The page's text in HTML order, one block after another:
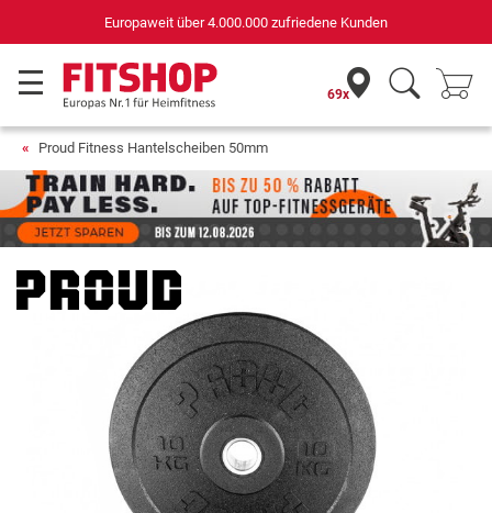
Europaweit über 4.000.000 zufriedene Kunden
69x
Proud Fitness Hantelscheiben 50mm